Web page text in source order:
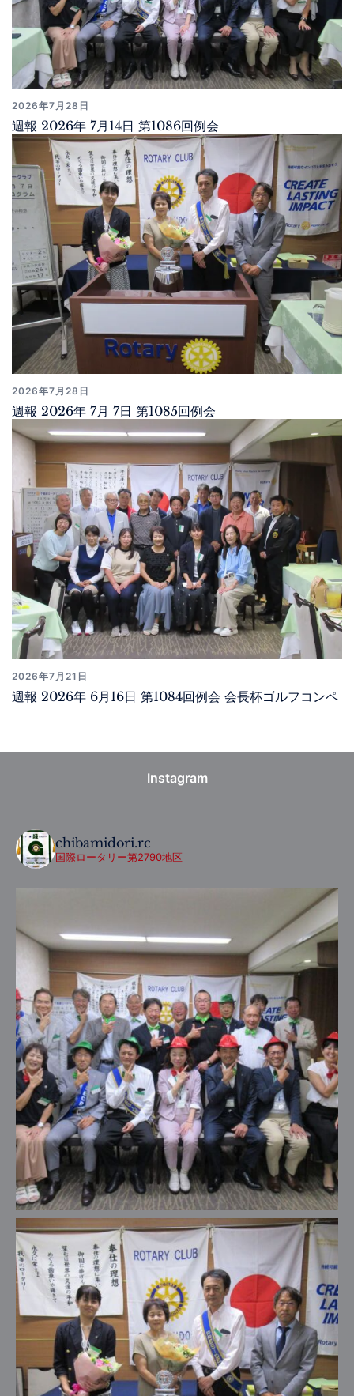
2026年7月28日
週報 2026年 7月14日 第1086回例会
2026年7月28日
週報 2026年 7月 7日 第1085回例会
2026年7月21日
週報 2026年 6月16日 第1084回例会 会長杯ゴルフコンペ
Instagram
chibamidori.rc
国際ロータリー第2790地区